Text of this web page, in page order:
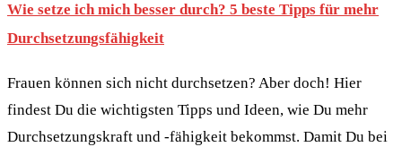
Wie setze ich mich besser durch? 5 beste Tipps für mehr
Durchsetzungsfähigkeit
Frauen können sich nicht durchsetzen? Aber doch! Hier
findest Du die wichtigsten Tipps und Ideen, wie Du mehr
Durchsetzungskraft und -fähigkeit bekommst. Damit Du bei